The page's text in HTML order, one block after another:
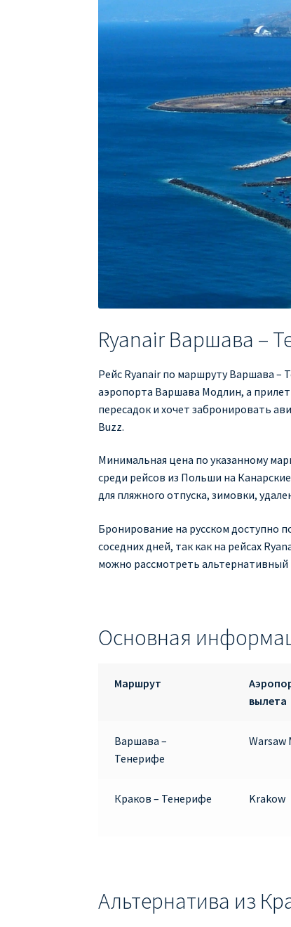
Ryanair Варшава –
Рейс Ryanair по маршруту Варшава –
аэропорта Варшава Модлин, а
пересадок и хочет забронировать
Buzz.
Минимальная цена по указанному
среди рейсов из Польши на
для пляжного отпуска, зимовки,
Бронирование на русском доступно
соседних дней, так как на рейсах
можно рассмотреть альтернативный
Основная
Маршрут
вылета
Варшава –
Тенерифе
Warsaw
Краков – Тенерифе Krakow
Альтернатива из